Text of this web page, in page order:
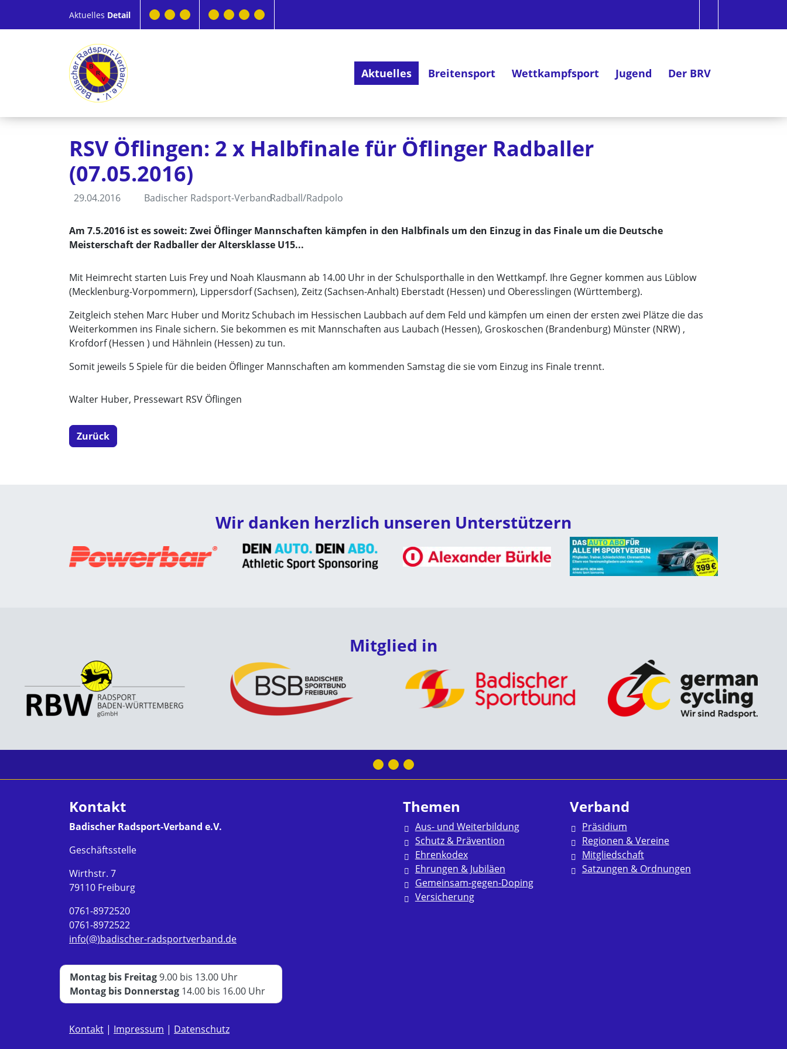
Aktuelles Detail
Aktuelles Breitensport Wettkampfsport Jugend Der BRV
RSV Öflingen: 2 x Halbfinale für Öflinger Radballer
(07.05.2016)
29.04.2016 Badischer Radsport-VerbandRadball/Radpolo
Am 7.5.2016 ist es soweit: Zwei Öflinger Mannschaften kämpfen in den Halbfinals um den Einzug in das Finale um die Deutsche
Meisterschaft der Radballer der Altersklasse U15...
Mit Heimrecht starten Luis Frey und Noah Klausmann ab 14.00 Uhr in der Schulsporthalle in den Wettkampf. Ihre Gegner kommen aus Lüblow
(Mecklenburg-Vorpommern), Lippersdorf (Sachsen), Zeitz (Sachsen-Anhalt) Eberstadt (Hessen) und Oberesslingen (Württemberg).
Zeitgleich stehen Marc Huber und Moritz Schubach im Hessischen Laubbach auf dem Feld und kämpfen um einen der ersten zwei Plätze die das
Weiterkommen ins Finale sichern. Sie bekommen es mit Mannschaften aus Laubach (Hessen), Groskoschen (Brandenburg) Münster (NRW) ,
Krofdorf (Hessen ) und Hähnlein (Hessen) zu tun.
Somit jeweils 5 Spiele für die beiden Öflinger Mannschaften am kommenden Samstag die sie vom Einzug ins Finale trennt.
Walter Huber, Pressewart RSV Öflingen
Zurück
Wir danken herzlich unseren Unterstützern
Mitglied in
Kontakt
Badischer Radsport-Verband e.V.
Geschäftsstelle
Wirthstr. 7
79110 Freiburg
0761-8972520
0761-8972522
info(@)badischer-radsportverband.de
Montag bis Freitag9.00 bis 13.00 Uhr
Montag bis Donnerstag 14.00 bis 16.00 Uhr
Themen
Aus- und Weiterbildung
Schutz & Prävention
Ehrenkodex
Ehrungen & Jubiläen
Gemeinsam-gegen-Doping
Versicherung
Verband
Präsidium
Regionen & Vereine
Mitgliedschaft
Satzungen & Ordnungen
Kontakt | Impressum | Datenschutz